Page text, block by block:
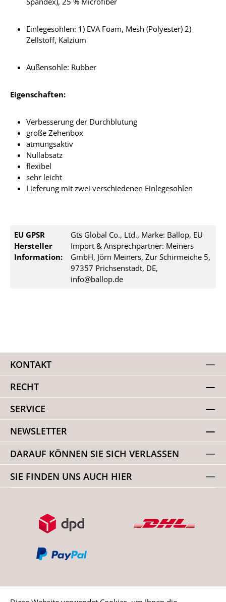
Einlegesohlen: 1) EVA Foam, Mesh (Polyester) 2)
Zellstoff, Kalzium
Außensohle: Rubber
Eigenschaften:
Verbesserung der Durchblutung
große Zehenbox
atmungsaktiv
Nullabsatz
flexibel
sehr leicht
Lieferung mit zwei verschiedenen Einlegesohlen
EU GPSR
Hersteller
Information:
Gts Global Co., Ltd., Marke: Ballop, EU
Import & Ansprechpartner: Meiners
GmbH, Jörn Meiners, Zur Schirmeiche 5,
97357 Prichsenstadt, DE,
info@ballop.de
KONTAKT
RECHT
SERVICE
NEWSLETTER
DARAUF KÖNNEN SIE SICH VERLASSEN
SIE FINDEN UNS AUCH HIER